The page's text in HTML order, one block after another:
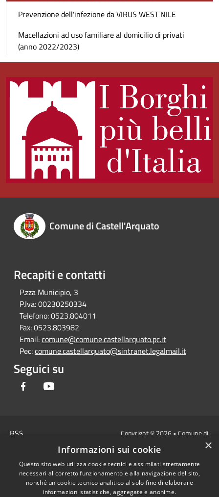
Prevenzione dell'infezione da VIRUS WEST NILE
Macellazioni ad uso familiare al domicilio di privati
(anno 2022/2023)
Comune di Castell'Arquato
Recapiti e contatti
P.zza Municipio, 3
P.Iva:00230250334
Telefono:0523.804011
Fax:0523.803982
Email:comune@comune.castellarquato.pc.it
Pec:comune.castellarquato@sintranet.legalmail.it
Seguici su
Facebook
RSS
Cookie
Mappa del sito
DICHIARAZIONE DI
Copyright © 2026 • Comune di
Castell'Arquato • Powered by
redazione
×
Informazioni sui cookie
Questo sito web utilizza cookie tecnici e assimilati strettamente
necessari al corretto funzionamento e alla navigazione del sito,
nonché un cookie tecnico analitico al solo fine di elaborare
informazioni statistiche, aggregate e anonime.